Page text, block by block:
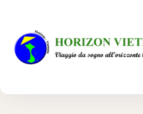
HOME
DESTINAZIONE